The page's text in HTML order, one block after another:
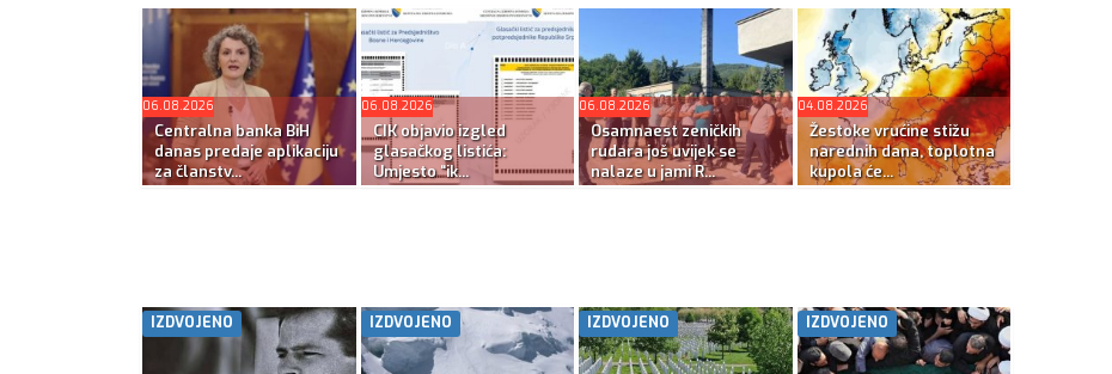
06.08.2026
Centralna banka BiH
danas predaje aplikaciju
za članstv...
06.08.2026
CIK objavio izgled
glasačkog listića:
Umjesto “ik...
06.08.2026
Osamnaest zeničkih
rudara još uvijek se
nalaze u jami R...
04.08.2026
Žestoke vrućine stižu
narednih dana, toplotna
kupola će...
IZDVOJENO IZDVOJENO IZDVOJENO IZDVOJENO